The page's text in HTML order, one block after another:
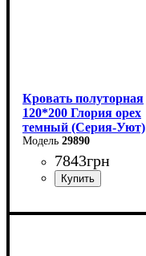
Кровать полуторная
120*200 Глория орех
темный (Серия-Уют)
29890
7843грн
Ширина: 120 см